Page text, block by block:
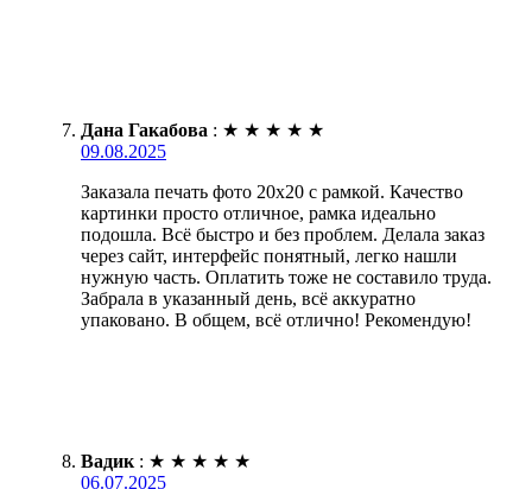
Дана Гакабова : ★ ★ ★ ★ ★
09.08.2025
Заказала печать фото 20х20 с рамкой. Качество
картинки просто отличное, рамка идеально
подошла. Всё быстро и без проблем. Делала заказ
через сайт, интерфейс понятный, легко нашли
нужную часть. Оплатить тоже не составило труда.
Забрала в указанный день, всё аккуратно
упаковано. В общем, всё отлично! Рекомендую!
Вадик : ★ ★ ★ ★ ★
06.07.2025